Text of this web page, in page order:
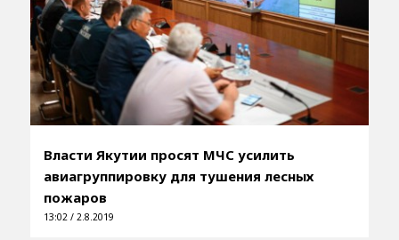
Власти Якутии просят МЧС усилить
авиагруппировку для тушения лесных
пожаров
13:02 / 2.8.2019